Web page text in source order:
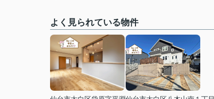
よく見られている物件